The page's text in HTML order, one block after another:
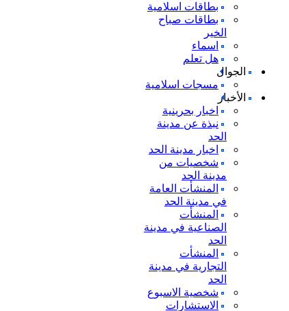
بطاقات اسلامية
بطاقات صباح
الخير
اسماء
هل تعلم
الجوال
مسجات اسلامية
الأخبار
اخبار بحرينية
نبذة عن مدينة
الحد
اخبار مدينة الحد
شخصيات من
مدينة الحد
المنشأت العامة
في مدينة الحد
المنشأت
الصناعية في مدينة
الحد
المنشأت
التجارية في مدينة
الحد
شخصية الاسبوع
الاستشارات